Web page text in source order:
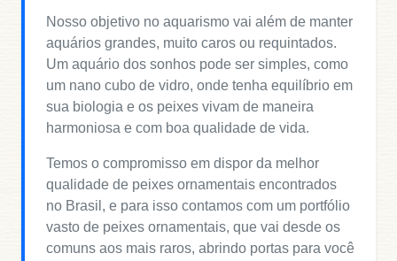
Nosso objetivo no aquarismo vai além de manter
aquários grandes, muito caros ou requintados.
Um aquário dos sonhos pode ser simples, como
um nano cubo de vidro, onde tenha equilíbrio em
sua biologia e os peixes vivam de maneira
harmoniosa e com boa qualidade de vida.
Temos o compromisso em dispor da melhor
qualidade de peixes ornamentais encontrados
no Brasil, e para isso contamos com um portfólio
vasto de peixes ornamentais, que vai desde os
comuns aos mais raros, abrindo portas para você